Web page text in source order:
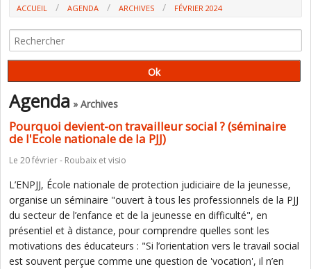
ACCUEIL AGENDA ARCHIVES FÉVRIER 2024
Agenda » Archives
Pourquoi devient-on travailleur social ? (séminaire
de l'Ecole nationale de la PJJ)
Le 20 février - Roubaix et visio
L’ENPJJ, École nationale de protection judiciaire de la jeunesse,
organise un séminaire "ouvert à tous les professionnels de la PJJ
du secteur de l’enfance et de la jeunesse en difficulté", en
présentiel et à distance, pour comprendre quelles sont les
motivations des éducateurs : "Si l’orientation vers le travail social
est souvent perçue comme une question de 'vocation', il n’en